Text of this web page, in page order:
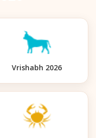
Vrishabh 2026